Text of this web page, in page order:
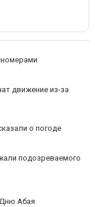
движение из-за
о погоде
подозреваемого
Абая